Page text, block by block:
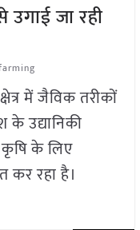
उगाई जा रही
में जैविक तरीकों
उद्यानिकी
के लिए
कर रहा है।